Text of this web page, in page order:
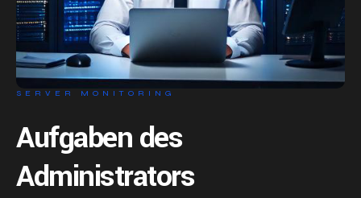
SERVER MONITORING
Aufgaben des
Administrators